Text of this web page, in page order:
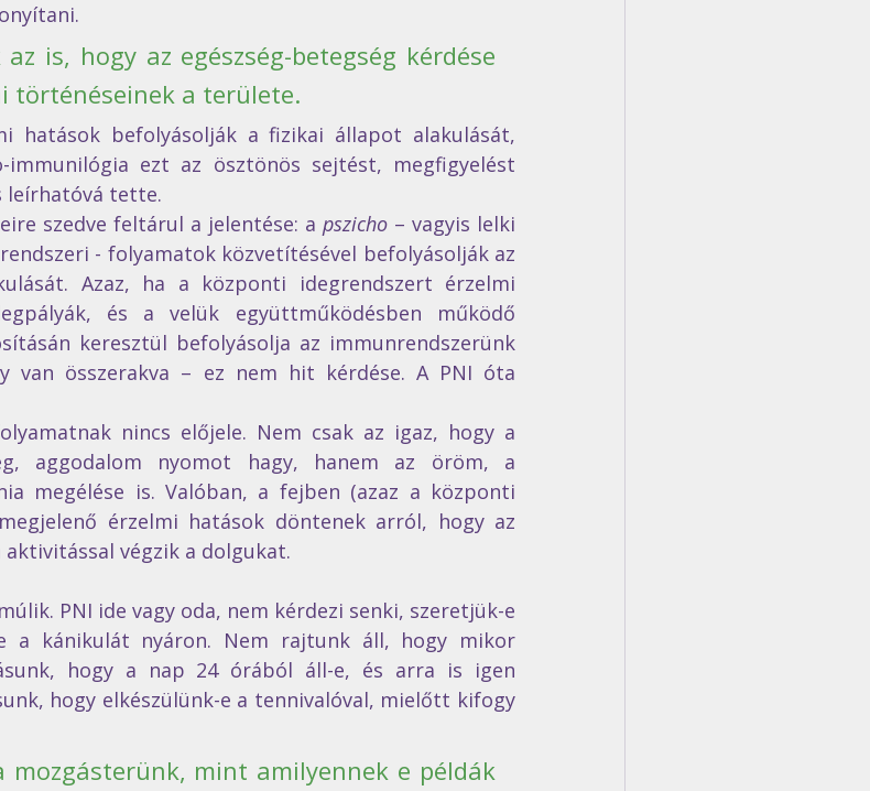
is, hogy az egészség-betegség kérdése
történéseinek a területe.
hatások befolyásolják a fizikai állapot alakulását,
immunilógia ezt az ösztönös sejtést, megfigyelést
leírhatóvá tette.
szedve feltárul a jelentése: a pszicho – vagyis lelki
Azaz, ha a központi idegrendszert érzelmi
és a velük együttműködésben működő
keresztül befolyásolja az immunrendszerünk
van összerakva – ez nem hit kérdése. A PNI óta
nincs előjele. Nem csak az igaz, hogy a
aggodalom nyomot hagy, hanem az öröm, a
megélése is. Valóban, a fejben (azaz a központi
érzelmi hatások döntenek arról, hogy az
végzik a dolgukat.
PNI ide vagy oda, nem kérdezi senki, szeretjük-e
a kánikulát nyáron. Nem rajtunk áll, hogy mikor
hogy a nap 24 órából áll-e, és arra is igen
hogy elkészülünk-e a tennivalóval, mielőtt kifogy
mozgásterünk, mint amilyennek e példák